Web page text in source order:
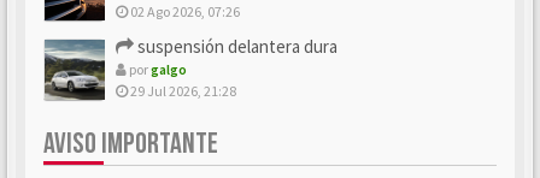
02 Ago 2026, 07:26
suspensión delantera dura
porgalgo
29 Jul 2026, 21:28
AVISO IMPORTANTE